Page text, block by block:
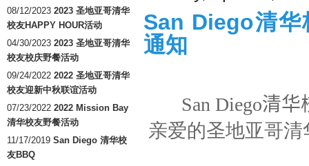
08/12/2023 2023 圣地亚哥清华
校友HAPPY HOUR活动
04/30/2023 2023 圣地亚哥清华
校友校庆野餐活动
09/24/2022 2022 圣地亚哥清华
校友迎新中秋联谊活动
07/23/2022 2022 Mission Bay
清华校友野餐活动
11/17/2019 San Diego 清华校
友BBQ
San Diego清
通知
San Diego清
亲爱的圣地亚哥清